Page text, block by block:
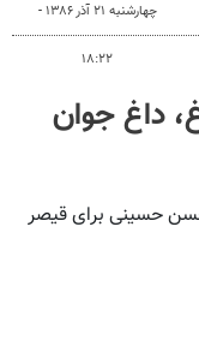
چهارشنبه ۲۱ آذر ۱۳۸۶ -
۱۸:۲۲
داغ جوان
حسینی برای قیصر